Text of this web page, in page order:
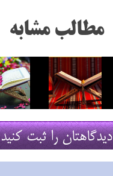
مطالب مشابه
دیدگاهتان را ثبت کنید